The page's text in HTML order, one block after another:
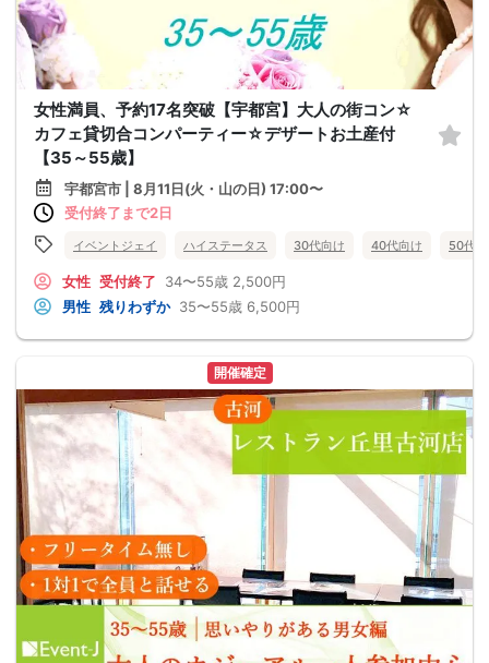
女性満員、予約17名突破【宇都宮】大人の街コン☆
カフェ貸切合コンパーティー☆デザートお土産付
【35～55歳】
宇都宮市 | 8月11日(火・山の日) 17:00〜
受付終了まで2日
イベントジェイ ハイステータス 30代向け 40代向け 50代
女性 受付終了 34〜55歳 2,500円
男性 残りわずか 35〜55歳 6,500円
開催確定